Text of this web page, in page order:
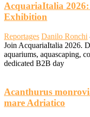
AcquariaItalia
Exhibition
Reportages Danilo Ronchi
Join AcquariaItalia 2026.
aquariums, aquascaping,
dedicated B2B day
Acanthurus
mare Adriatico